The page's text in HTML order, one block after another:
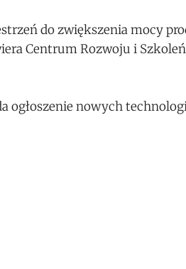
do zwiększenia mocy
Centrum Rozwoju i
ogłoszenie nowych